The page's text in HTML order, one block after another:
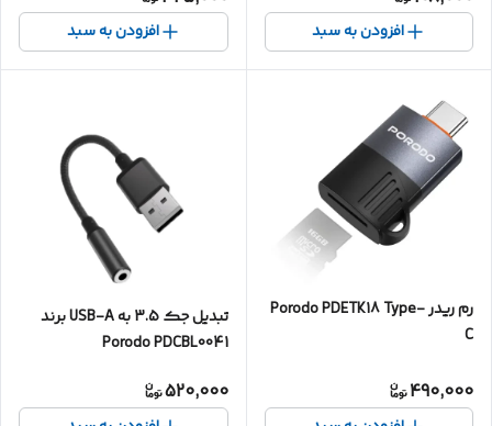
افزودن به سبد افزودن به سبد
رم ریدر Porodo PDETK18 Type-
C
490,000
تبدیل جک 3.5 به USB-A برند
Porodo PDCBL0041
520,000